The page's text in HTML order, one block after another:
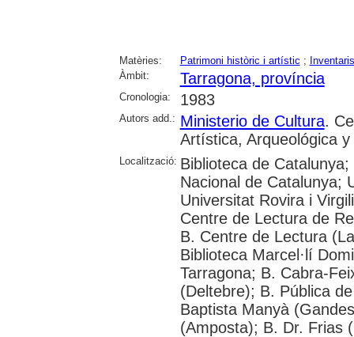
Matèries: Patrimoni històric i artístic ; Inventaris
Àmbit:
Tarragona, província
Cronologia: 1983
Autors add.: Ministerio de Cultura.
Artística, Arqueológica y
Localització: Biblioteca de
Nacional de Catalunya;
Universitat Rovira i
Centre de Lectura de
B. Centre de Lectura
Biblioteca Marcel·lí
Tarragona; B. Cabra-
(Deltebre); B. Pública
Baptista Manyà
(Amposta); B. Dr. Frias